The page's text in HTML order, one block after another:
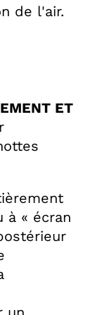
de l'air.
ET
à « écran